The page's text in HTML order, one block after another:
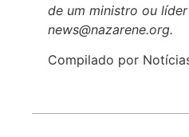
de um ministro ou
news@nazarene.org.
Compilado por